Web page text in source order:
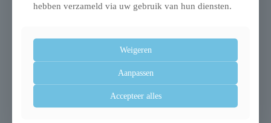
hebben verzameld via uw gebruik van hun diensten.
Weigeren
Aanpassen
Accepteer alles